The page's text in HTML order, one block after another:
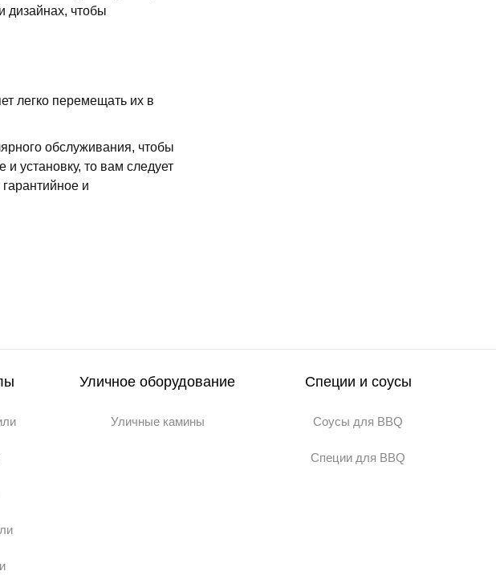
дизайнах, чтобы
легко перемещать их в
обслуживания, чтобы
установку, то вам следует
и
Уличное оборудование
Уличные камины
Специи и соусы
Соусы для BBQ
Специи для BBQ